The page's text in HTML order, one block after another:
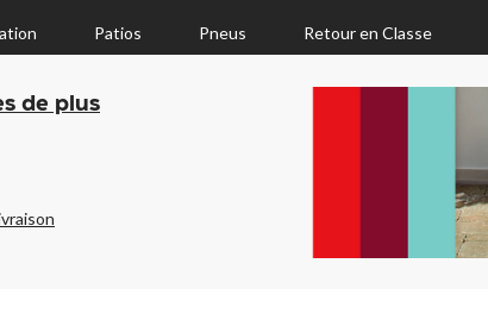
Patios Pneus Retour en Classe
de plus